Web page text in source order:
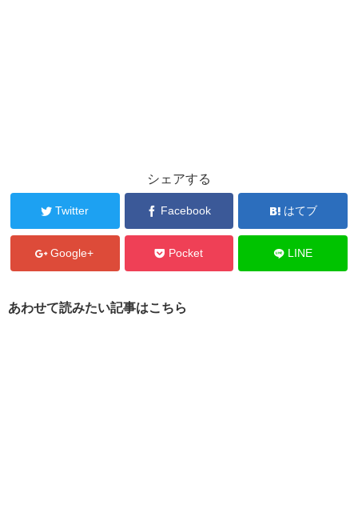
シェアする
Twitter Facebook はてブ
Google+ Pocket LINE
あわせて読みたい記事はこちら